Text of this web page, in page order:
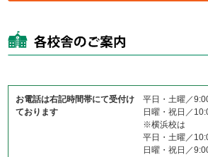
お電話は右記時間帯にて受付け
ております
平日・土曜／
日曜・祝日／
※横浜校は
平日・土曜／
日曜・祝日／